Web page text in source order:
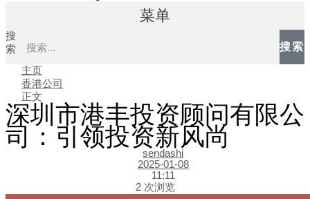
菜单
搜
索
搜索
主页
香港公司
正文
深圳市港丰投资顾问有限公
司：引领投资新风尚
sendashi
2025-01-08
11:11
2 次浏览